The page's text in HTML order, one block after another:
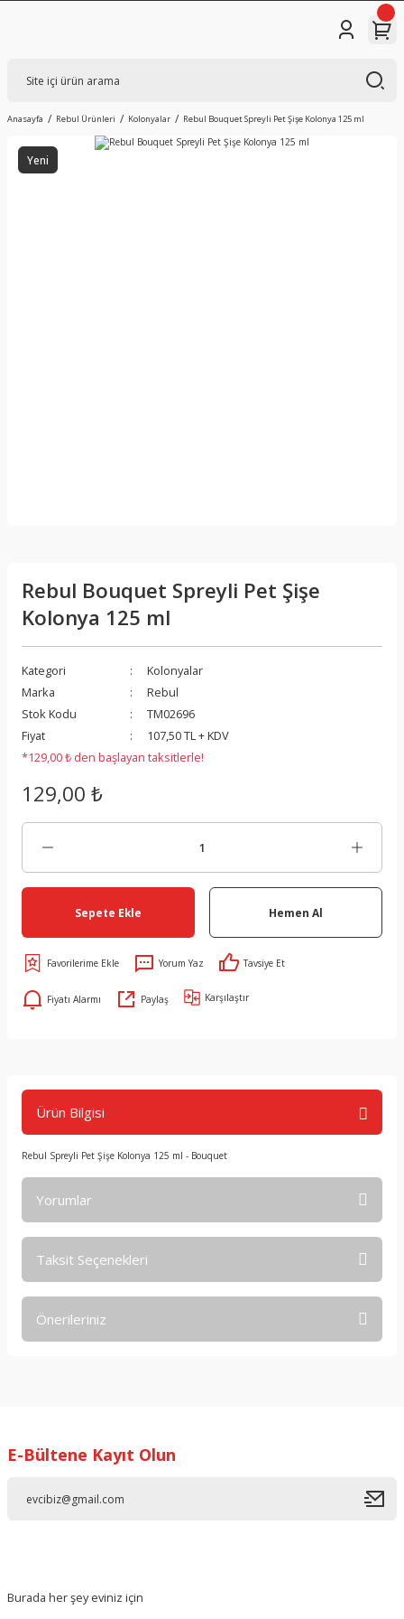
Anasayfa Rebul Ürünleri Kolonyalar Rebul Bouquet Spreyli Pet Şişe Kolonya 125 ml
Yeni
Rebul Bouquet Spreyli Pet Şişe
Kolonya 125 ml
Kategori
Kolonyalar
Marka
Rebul
Stok Kodu
TM02696
Fiyat
107,50 TL + KDV
*129,00 ₺ den başlayan taksitlerle!
129,00 ₺
Sepete Ekle Hemen Al
Yorum Yaz Tavsiye Et
Fiyatı Alarmı Paylaş Karşılaştır
Ürün Bilgisi
Rebul Spreyli Pet Şişe Kolonya 125 ml - Bouquet
Yorumlar
Taksit Seçenekleri
Önerileriniz
Ürün resmi kalitesiz, bozuk veya görüntülenemiyor.
E-Bültene Kayıt Olun
Burada her şey eviniz için